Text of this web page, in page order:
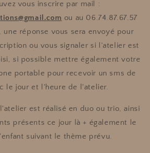
vous inscrire par mail :
ou au 06.74.87.67.57
une réponse vous sera envoyé pour
ou vous signaler si l'atelier est
si possible mettre également votre
portable pour recevoir un sms de
le jour et l'heure de l'atelier.
est réalisé en duo ou trio, ainsi
présents ce jour là + également le
suivant le thème prévu.